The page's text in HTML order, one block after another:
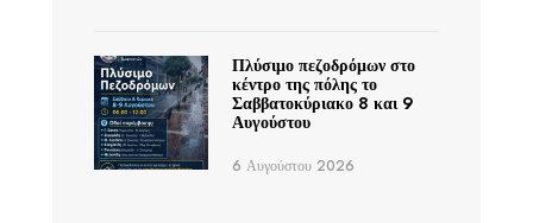
Πλύσιμο πεζοδρόμων στο
κέντρο της πόλης το
Σαββατοκύριακο 8 και 9
Αυγούστου
6 Αυγούστου 2026